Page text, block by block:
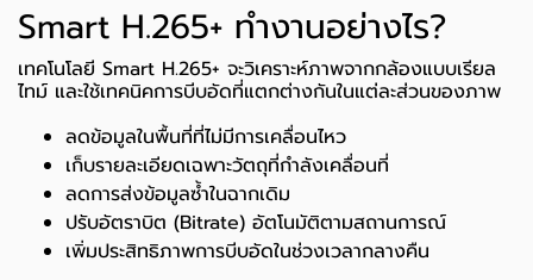
Smart H.265+ ทำงานอย่างไร?
เทคโนโลยี Smart H.265+ จะวิเคราะห์ภาพจากกล้องแบบเรียล
ไทม์ และใช้เทคนิคการบีบอัดที่แตกต่างกันในแต่ละส่วนของภาพ
ลดข้อมูลในพื้นที่ที่ไม่มีการเคลื่อนไหว
เก็บรายละเอียดเฉพาะวัตถุที่กำลังเคลื่อนที่
ลดการส่งข้อมูลซ้ำในฉากเดิม
ปรับอัตราบิต (Bitrate) อัตโนมัติตามสถานการณ์
เพิ่มประสิทธิภาพการบีบอัดในช่วงเวลากลางคืน